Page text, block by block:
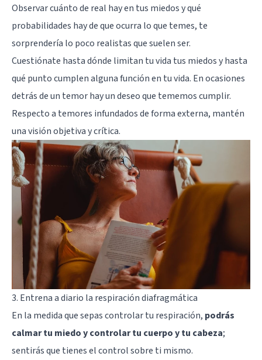
Observar cuánto de real hay en tus miedos y qué
probabilidades hay de que ocurra lo que temes, te
sorprendería lo poco realistas que suelen ser.
Cuestiónate hasta dónde limitan tu vida tus miedos y hasta
qué punto cumplen alguna función en tu vida. En ocasiones
detrás de un temor hay un deseo que tememos cumplir.
Respecto a temores infundados de forma externa, mantén
una visión objetiva y crítica.
3. Entrena a diario la respiración diafragmática
En la medida que sepas controlar tu respiración, podrás
calmar tu miedo y controlar tu cuerpo y tu cabeza;
sentirás que tienes el control sobre ti mismo.